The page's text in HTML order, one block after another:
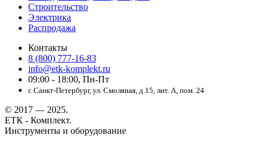
Строительство
Электрика
Распродажа
Контакты
8 (800) 777-16-83
info@etk-komplekt.ru
09:00 - 18:00, Пн-Пт
г. Санкт-Петербург, ул. Смоляная, д.15, лит. А, пом. 24
© 2017 — 2025.
ЕТК - Комплект.
Инструменты и оборудование